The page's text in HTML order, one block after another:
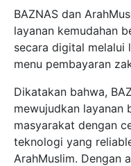
BAZNAS dan
layanan kemudahan
secara digital melalui
menu pembayaran
Dikatakan bahwa,
mewujudkan layanan
masyarakat dengan
teknologi yang
ArahMuslim. Dengan